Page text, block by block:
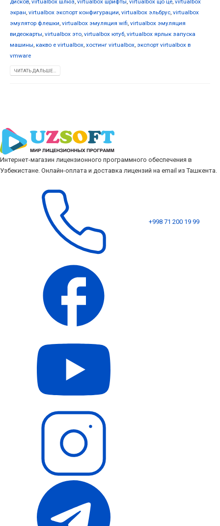
дисков, virtualbox шлюз, virtualbox шрифты, virtualbox що це, virtualbox
экран, virtualbox экспорт конфигурации, virtualbox эльбрус, virtualbox
эмулятор флешки, virtualbox эмуляция wifi, virtualbox эмуляция
видеокарты, virtualbox это, virtualbox ютуб, virtualbox ярлык запуска
машины, какво е virtualbox, хостинг virtualbox, экспорт virtualbox в
vmware
ЧИТАТЬ ДАЛЬШЕ...
Интернет-магазин лицензионного программного обеспечения в
Узбекистане. Онлайн-оплата и доставка лицензий на email из Ташкента.
+998 71 200 19 99